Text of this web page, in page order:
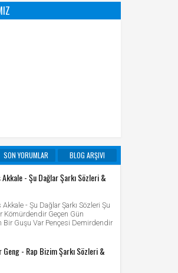
SON YORUMLAR BLOG ARŞIVI
Akkale - Şu Dağlar Şarkı Sözleri &
Akkale - Şu Dağlar Şarkı Sözleri Şu
Kömürdendir Geçen Gün
Bir Guşu Var Pençesi Demirdendir
Geng - Rap Bizim Şarkı Sözleri &